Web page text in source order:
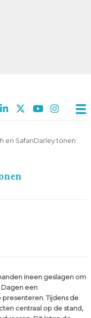
en SafanDarley tonen
ineen geslagen om
een
Tijdens de
centraal op de stand,